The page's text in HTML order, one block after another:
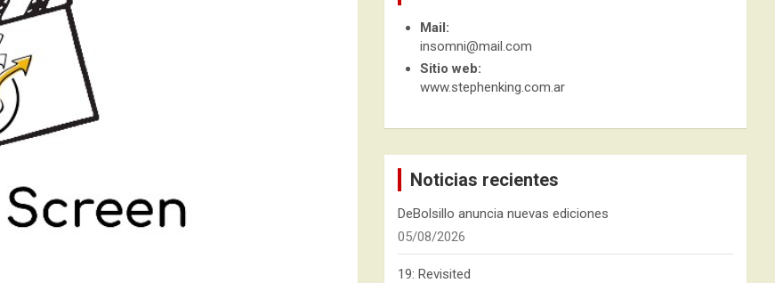
Mail:
insomni@mail.com
Sitio web:
www.stephenking.com.ar
Noticias recientes
DeBolsillo anuncia nuevas ediciones
05/08/2026
19: Revisited